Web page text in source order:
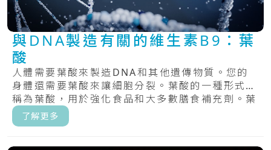
與DNA製造有關的維生素B9：葉
酸
人體需要葉酸來製造DNA和其他遺傳物質。您的
身體還需要葉酸來讓細胞分裂。葉酸的一種形式，
稱為葉酸，用於強化食品和大多數膳食補充劑。葉
酸，.....
了解更多